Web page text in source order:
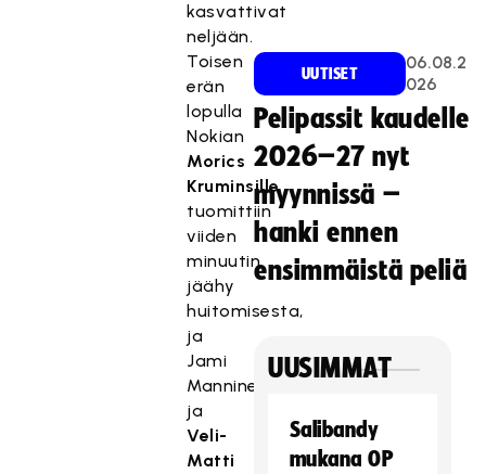
kasvattivat
neljään.
Toisen
erän
lopulla
Nokian
Morics
Kruminsille
tuomittiin
viiden
minuutin
jäähy
huitomisesta,
ja
Jami
Manninen
ja
Veli-
Matti
UUTISET
06.08.2
026
Pelipassit kaudelle
2026–27 nyt
myynnissä –
hanki ennen
ensimmäistä peliä
UUSIMMAT
Salibandy
mukana OP